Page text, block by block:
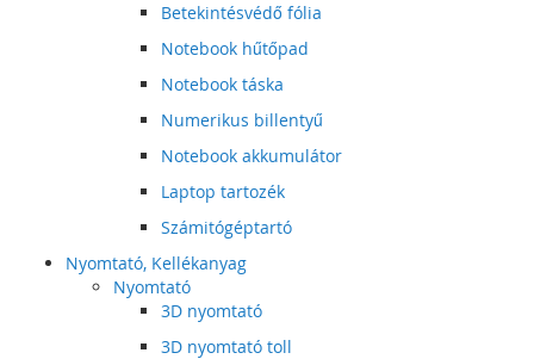
Betekintésvédő fólia
Notebook hűtőpad
Notebook táska
Numerikus billentyű
Notebook akkumulátor
Laptop tartozék
Számitógéptartó
Nyomtató, Kellékanyag
Nyomtató
3D nyomtató
3D nyomtató toll